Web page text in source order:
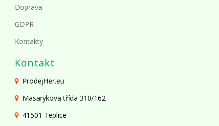
Doprava
GDPR
Kontakty
Kontakt
ProdejHer.eu
Masarykova třída 310/162
41501 Teplice